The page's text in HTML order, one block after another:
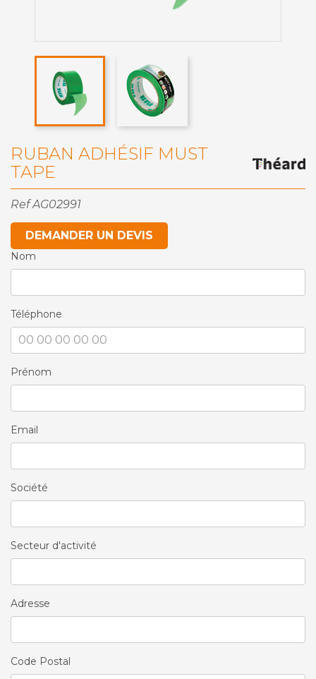
RUBAN ADHÉSIF MUST
TAPE
Ref AG02991
DEMANDER UN DEVIS
Nom
Téléphone
Prénom
Email
Société
Secteur d'activité
Adresse
Code Postal